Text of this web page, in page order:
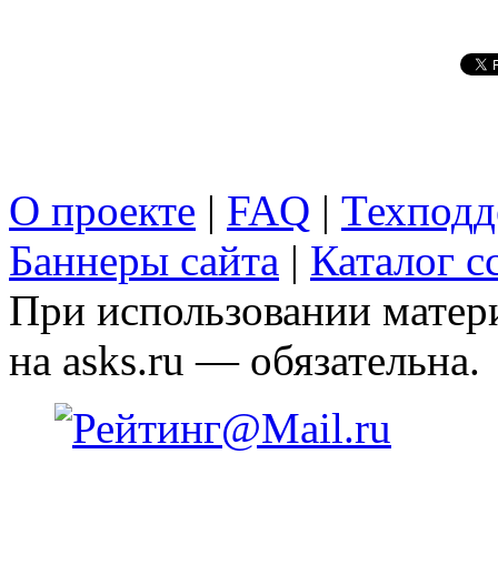
О проекте | FAQ |
Баннеры сайта | Каталог
При использовании
на asks.ru — обязательна.